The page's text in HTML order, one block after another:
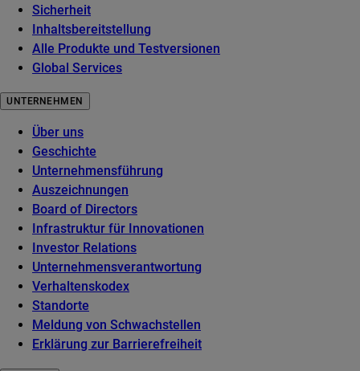
Sicherheit
Inhaltsbereitstellung
Alle Produkte und Testversionen
Global Services
UNTERNEHMEN
Über uns
Geschichte
Unternehmensführung
Auszeichnungen
Board of Directors
Infrastruktur für Innovationen
Investor Relations
Unternehmensverantwortung
Verhaltenskodex
Standorte
Meldung von Schwachstellen
Erklärung zur Barrierefreiheit